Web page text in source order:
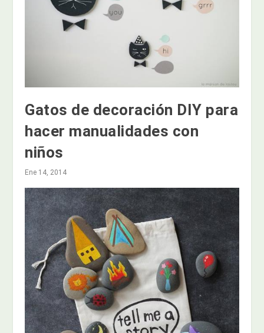
Gatos de decoración DIY para
hacer manualidades con
niños
Ene 14, 2014